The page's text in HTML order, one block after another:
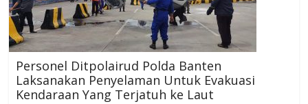
Personel Ditpolairud Polda Banten
Laksanakan Penyelaman Untuk Evakuasi
Kendaraan Yang Terjatuh ke Laut